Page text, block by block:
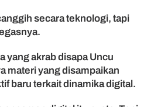
secara teknologi, tapi
yang akrab disapa Uncu
materi yang disampaikan
baru terkait dinamika digital.